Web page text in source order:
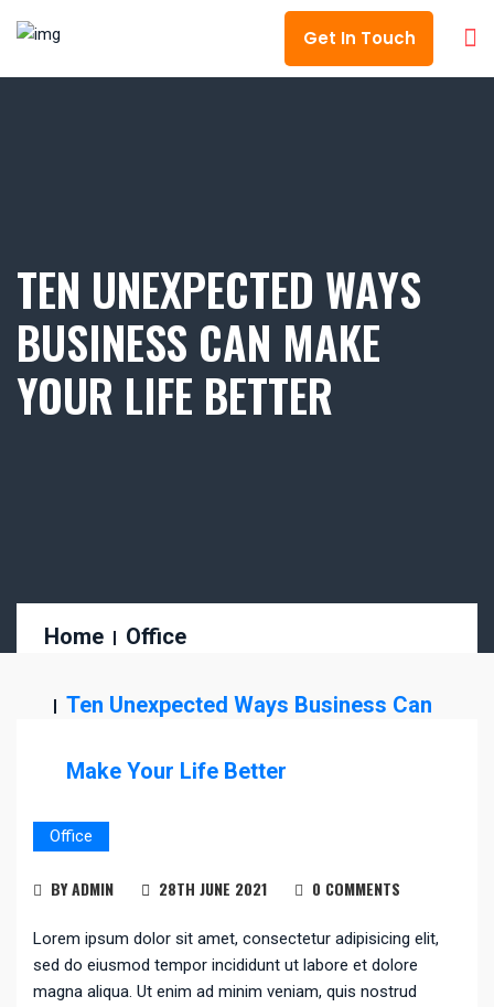
Get In Touch
TEN UNEXPECTED WAYS
BUSINESS CAN MAKE
YOUR LIFE BETTER
Home Office
Ten Unexpected Ways Business Can
Make Your Life Better
Office
BY ADMIN 28TH JUNE 2021 0 COMMENTS
Lorem ipsum dolor sit amet, consectetur adipisicing elit,
sed do eiusmod tempor incididunt ut labore et dolore
magna aliqua. Ut enim ad minim veniam, quis nostrud